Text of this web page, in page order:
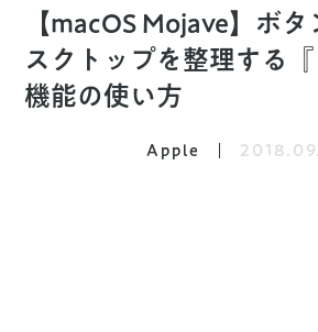
【macOS Mojave】ボ
スクトップを整理する『
機能の使い方
Apple